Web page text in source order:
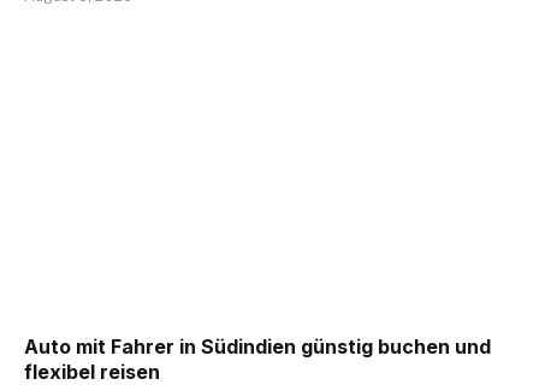
Auto mit Fahrer in Südindien günstig buchen und
flexibel reisen